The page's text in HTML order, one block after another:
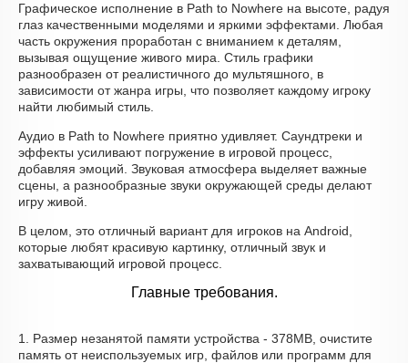
Графическое исполнение в Path to Nowhere на высоте, радуя
глаз качественными моделями и яркими эффектами. Любая
часть окружения проработан с вниманием к деталям,
вызывая ощущение живого мира. Стиль графики
разнообразен от реалистичного до мультяшного, в
зависимости от жанра игры, что позволяет каждому игроку
найти любимый стиль.
Аудио в Path to Nowhere приятно удивляет. Саундтреки и
эффекты усиливают погружение в игровой процесс,
добавляя эмоций. Звуковая атмосфера выделяет важные
сцены, а разнообразные звуки окружающей среды делают
игру живой.
В целом, это отличный вариант для игроков на Android,
которые любят красивую картинку, отличный звук и
захватывающий игровой процесс.
Главные требования.
1. Размер незанятой памяти устройства - 378MB, очистите
память от неиспользуемых игр, файлов или программ для